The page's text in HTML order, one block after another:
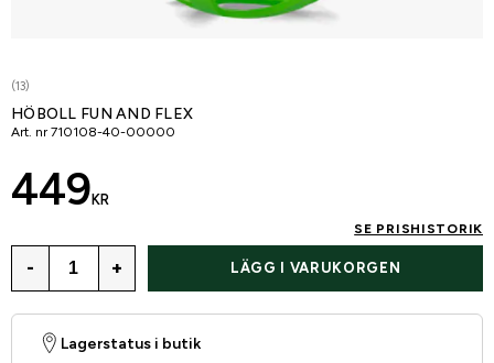
(13)
HÖBOLL FUN AND FLEX
Art. nr 710108-40-00000
449 KR
SE PRISHISTORIK
- + LÄGG I VARUKORGEN
Lagerstatus i butik